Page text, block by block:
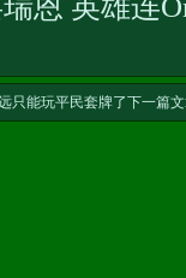
恩 英雄连
只能玩平民套牌了下一篇